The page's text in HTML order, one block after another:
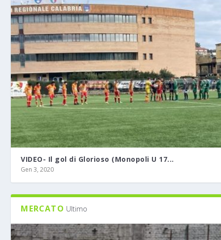
VIDEO- Il gol di Glorioso (Monopoli U 17...
Gen 3, 2020
MERCATO Ultimo